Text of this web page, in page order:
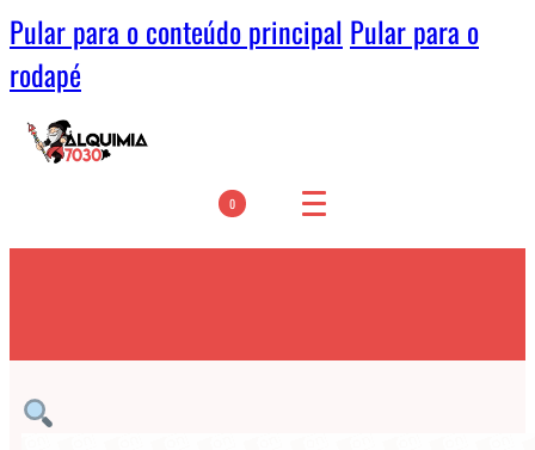
Pular para o conteúdo principal Pular para o
rodapé
0